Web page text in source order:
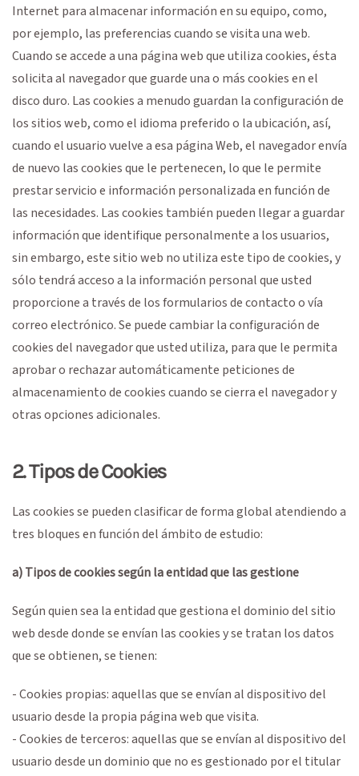
Internet para almacenar información en su equipo, como,
por ejemplo, las preferencias cuando se visita una web.
Cuando se accede a una página web que utiliza cookies, ésta
solicita al navegador que guarde una o más cookies en el
disco duro. Las cookies a menudo guardan la configuración de
los sitios web, como el idioma preferido o la ubicación, así,
cuando el usuario vuelve a esa página Web, el navegador envía
de nuevo las cookies que le pertenecen, lo que le permite
prestar servicio e información personalizada en función de
las necesidades. Las cookies también pueden llegar a guardar
información que identifique personalmente a los usuarios,
sin embargo, este sitio web no utiliza este tipo de cookies, y
sólo tendrá acceso a la información personal que usted
proporcione a través de los formularios de contacto o vía
correo electrónico. Se puede cambiar la configuración de
cookies del navegador que usted utiliza, para que le permita
aprobar o rechazar automáticamente peticiones de
almacenamiento de cookies cuando se cierra el navegador y
otras opciones adicionales.
2. Tipos de Cookies
Las cookies se pueden clasificar de forma global atendiendo a
tres bloques en función del ámbito de estudio:
a) Tipos de cookies según la entidad que las gestione
Según quien sea la entidad que gestiona el dominio del sitio
web desde donde se envían las cookies y se tratan los datos
que se obtienen, se tienen:
- Cookies propias: aquellas que se envían al dispositivo del
usuario desde la propia página web que visita.
- Cookies de terceros: aquellas que se envían al dispositivo del
usuario desde un dominio que no es gestionado por el titular